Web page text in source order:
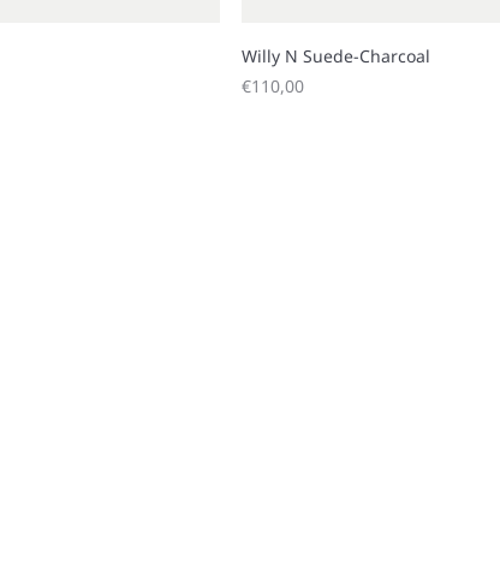
Willy N Suede-Charcoal
Angebot
€110,00